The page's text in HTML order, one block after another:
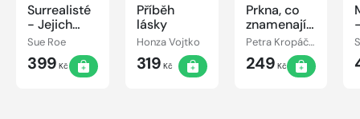
Surrealisté
- Jejich
bouřlivé
osudy
Sue Roe
399 Kč
Příběh
lásky
Honza Vojtko
319 Kč
Prkna, co
znamenají
život
Petra Kropáčová
249 Kč